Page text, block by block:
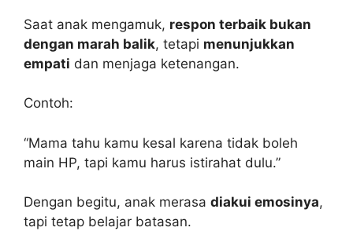
Saat anak mengamuk, respon terbaik bukan
dengan marah balik, tetapi menunjukkan
empati dan menjaga ketenangan.
Contoh:
“Mama tahu kamu kesal karena tidak boleh
main HP, tapi kamu harus istirahat dulu.”
Dengan begitu, anak merasa diakui emosinya,
tapi tetap belajar batasan.